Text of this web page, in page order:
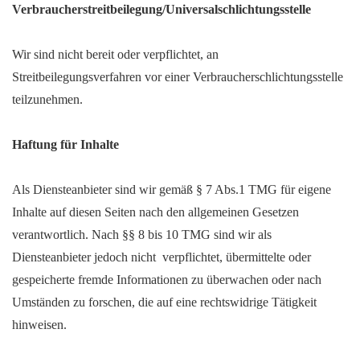
Verbraucherstreitbeilegung/Universalschlichtungsstelle
Wir sind nicht bereit oder verpflichtet, an
Streitbeilegungsverfahren vor einer Verbraucherschlichtungsstelle
teilzunehmen.
Haftung für Inhalte
Als Diensteanbieter sind wir gemäß § 7 Abs.1 TMG für eigene
Inhalte auf diesen Seiten nach den allgemeinen Gesetzen
verantwortlich. Nach §§ 8 bis 10 TMG sind wir als
Diensteanbieter jedoch nicht verpflichtet, übermittelte oder
gespeicherte fremde Informationen zu überwachen oder nach
Umständen zu forschen, die auf eine rechtswidrige Tätigkeit
hinweisen.